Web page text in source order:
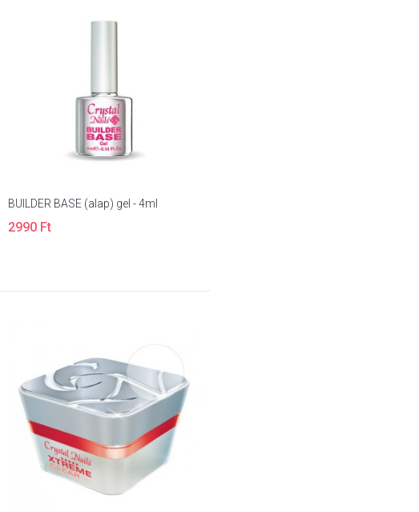
BUILDER BASE (alap) gel - 4ml
2990 Ft